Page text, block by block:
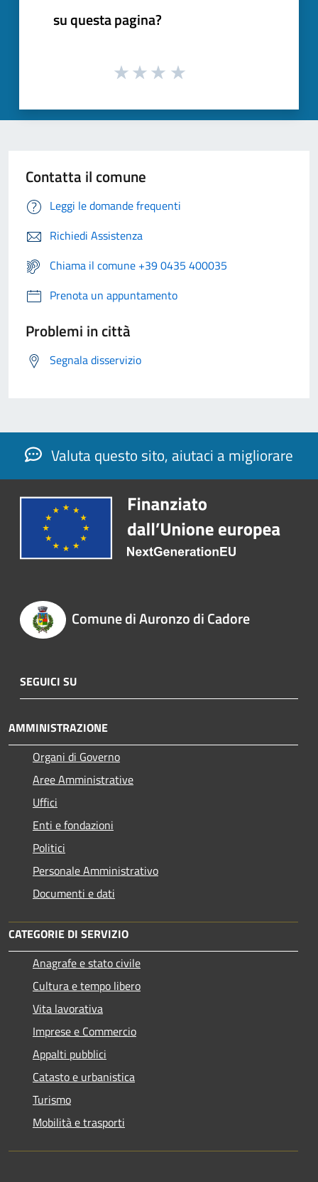
su questa pagina?
Contatta il comune
Leggi le domande frequenti
Richiedi Assistenza
Chiama il comune +39 0435 400035
Prenota un appuntamento
Problemi in città
Segnala disservizio
Valuta questo sito, aiutaci a migliorare
Comune di Auronzo di Cadore
SEGUICI SU
AMMINISTRAZIONE
Organi di Governo
Aree Amministrative
Uffici
Enti e fondazioni
Politici
Personale Amministrativo
Documenti e dati
CATEGORIE DI SERVIZIO
Anagrafe e stato civile
Cultura e tempo libero
Vita lavorativa
Imprese e Commercio
Appalti pubblici
Catasto e urbanistica
Turismo
Mobilità e trasporti